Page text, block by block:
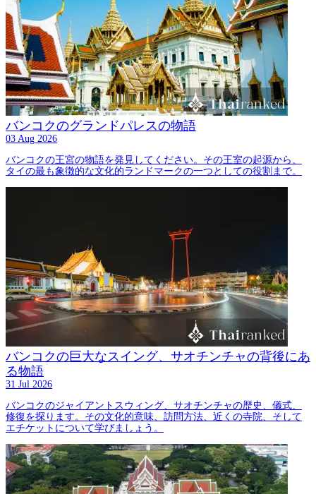
バンコクのグランドパレスの物語
03 Aug 2026
バンコクの王宮の物語を発見してください。その王室の起源から、
タイの最も象徴的な文化的ランドマークの一つとしての役割まで。
バンコクの巨大なスイング、サオチンチャの背後にあ
る物語
31 Jul 2026
バンコクのジャイアントスウィング、サオチンチャの歴史、儀式、
修復を探ります。その文化的意味、訪問方法、近くの寺院、そして
エチケットについて学びましょう。